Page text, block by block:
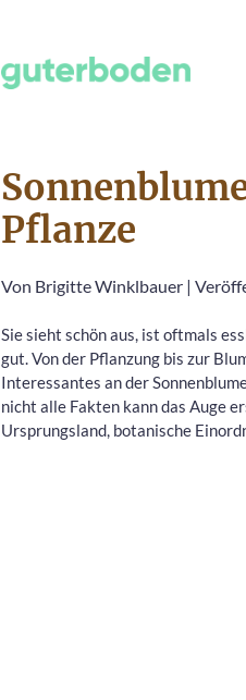
Pflanze
Von Brigitte Winklbauer |
Sie sieht schön aus, ist oftmals
gut. Von der Pflanzung bis zur
Interessantes an der
nicht alle Fakten kann das Auge
Ursprungsland, botanische